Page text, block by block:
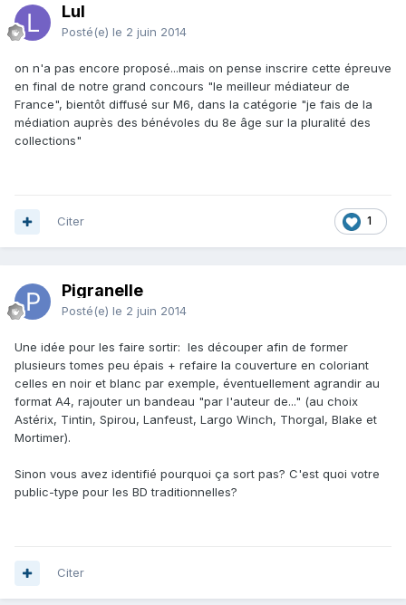
Lul
Posté(e) le 2 juin 2014
on n'a pas encore proposé...mais on pense inscrire cette épreuve
en final de notre grand concours "le meilleur médiateur de
France", bientôt diffusé sur M6, dans la catégorie "je fais de la
médiation auprès des bénévoles du 8e âge sur la pluralité des
collections"
1
Citer
Pigranelle
Posté(e) le 2 juin 2014
Une idée pour les faire sortir: les découper afin de former
plusieurs tomes peu épais + refaire la couverture en coloriant
celles en noir et blanc par exemple, éventuellement agrandir au
format A4, rajouter un bandeau "par l'auteur de..." (au choix
Astérix, Tintin, Spirou, Lanfeust, Largo Winch, Thorgal, Blake et
Mortimer).
Sinon vous avez identifié pourquoi ça sort pas? C'est quoi votre
public-type pour les BD traditionnelles?
Citer